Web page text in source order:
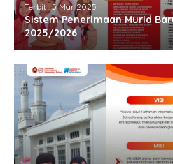
Terbit : 5 Mar 2025
Sistem Penerimaan Murid
2025/2026